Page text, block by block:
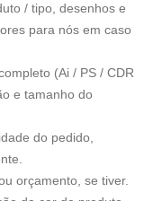
/ tipo, desenhos e
para nós em caso
(Ai / PS / CDR
e tamanho do
do pedido,
orçamento, se tiver.